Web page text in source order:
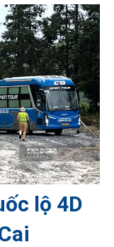
lộ 4D